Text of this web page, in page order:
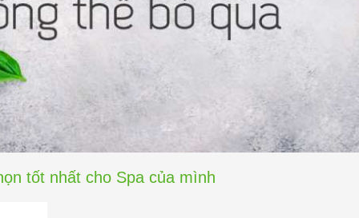
tốt nhất cho Spa của mình